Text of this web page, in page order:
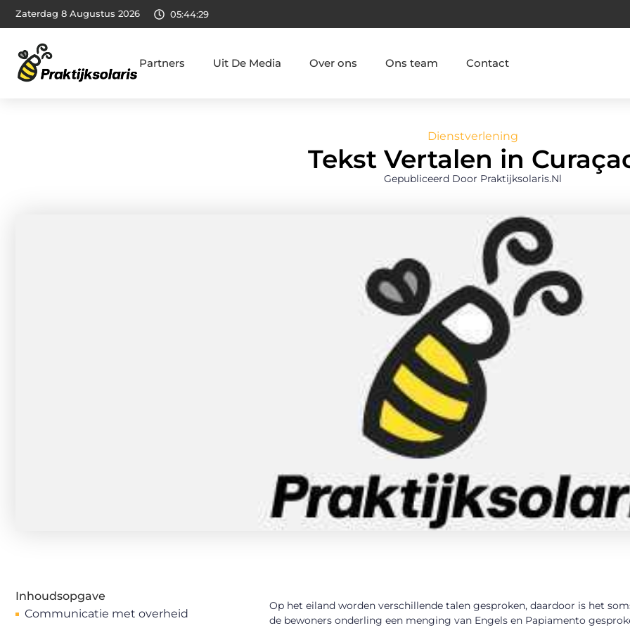
Zaterdag 8 Augustus 2026 05:44:30
Partners Uit De Media Over ons Ons team Contact
Dienstverlening
Tekst Vertalen in
Gepubliceerd Door Praktijksolaris.nl
Inhoudsopgave
Communicatie met overheid
Op het eiland worden verschillende talen gesproken, daardoor is het
de bewoners onderling een menging van Engels en Papiamento